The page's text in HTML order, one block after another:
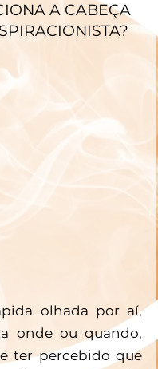
A CABEÇA
NaN de 5 estrelas.
olhada por aí,
onde ou quando,
ter percebido que